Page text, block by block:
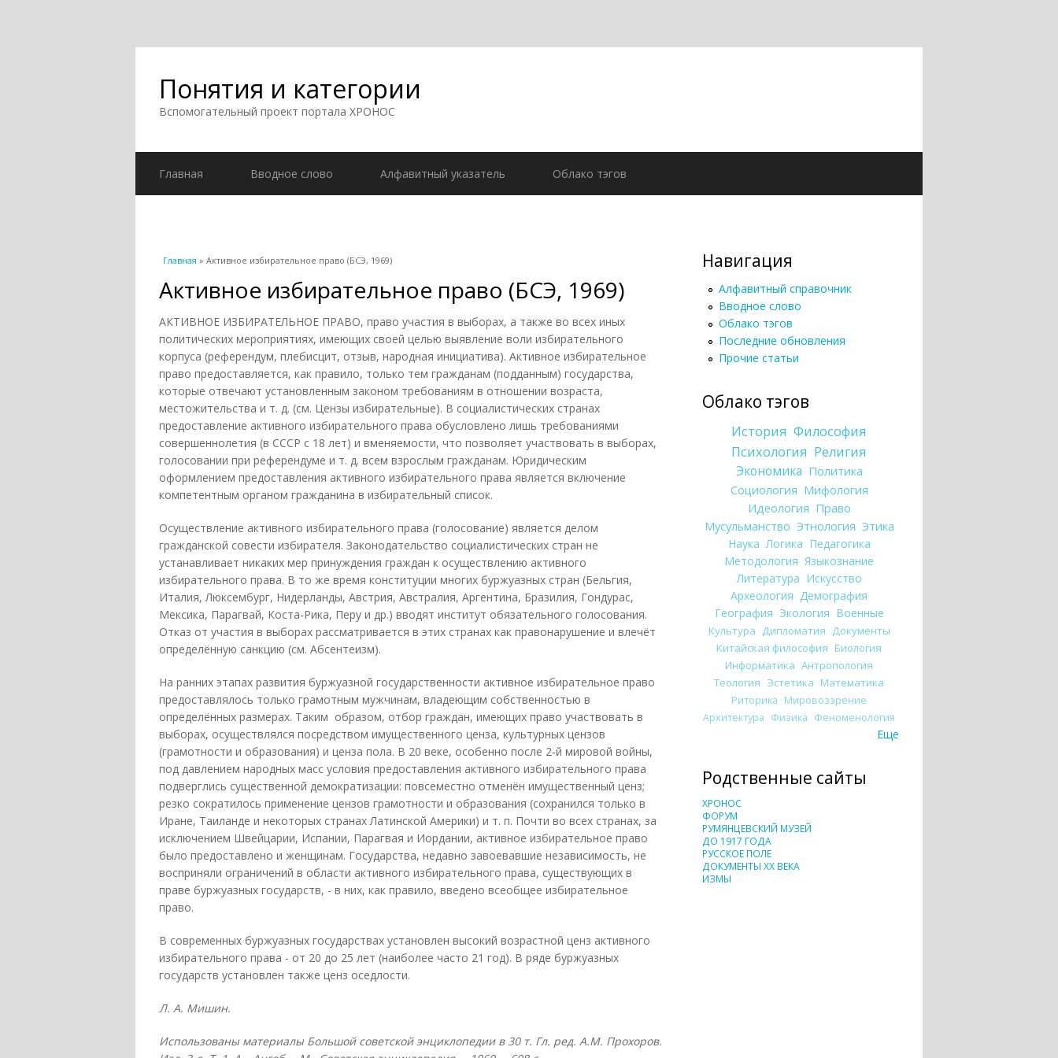
Понятия и категории
Вспомогательный проект портала ХРОНОС
Главная Вводное слово Алфавитный указатель Облако тэгов
Вы здесь
Главная » Активное избирательное право (БСЭ, 1969)
Активное избирательное право (БСЭ, 1969)
АКТИВНОЕ ИЗБИРАТЕЛЬНОЕ ПРАВО, право участия в выборах, а также во всех иных
политических мероприятиях, имеющих своей целью выявление воли избирательного
корпуса (референдум, плебисцит, отзыв, народная инициатива). Активное избирательное
право предоставляется, как правило, только тем гражданам (подданным) государства,
которые отвечают установленным законом требованиям в отношении возраста,
местожительства и т. д. (см. Цензы избирательные). В социалистических странах
предоставление активного избирательного права обусловлено лишь требованиями
совершеннолетия (в СССР с 18 лет) и вменяемости, что позволяет участвовать в выборах,
голосовании при референдуме и т. д. всем взрослым гражданам. Юридическим
оформлением предоставления активного избирательного права является включение
компетентным органом гражданина в избирательный список.
Осуществление активного избирательного права (голосование) является делом
гражданской совести избирателя. Законодательство социалистических стран не
устанавливает никаких мер принуждения граждан к осуществлению активного
избирательного права. В то же время конституции многих буржуазных стран (Бельгия,
Италия, Люксембург, Нидерланды, Австрия, Австралия, Аргентина, Бразилия, Гондурас,
Мексика, Парагвай, Коста-Рика, Перу и др.) вводят институт обязательного голосования.
Отказ от участия в выборах рассматривается в этих странах как правонарушение и влечёт
определённую санкцию (см. Абсентеизм).
На ранних этапах развития буржуазной государственности активное избирательное право
предоставлялось только грамотным мужчинам, владеющим собственностью в
определённых размерах. Таким образом, отбор граждан, имеющих право участвовать в
выборах, осуществлялся посредством имущественного ценза, культурных цензов
(грамотности и образования) и ценза пола. В 20 веке, особенно после 2-й мировой войны,
под давлением народных масс условия предоставления активного избирательного права
подверглись существенной демократизации: повсеместно отменён имущественный ценз;
резко сократилось применение цензов грамотности и образования (сохранился только в
Иране, Таиланде и некоторых странах Латинской Америки) и т. п. Почти во всех странах, за
исключением Швейцарии, Испании, Парагвая и Иордании, активное избирательное право
было предоставлено и женщинам. Государства, недавно завоевавшие независимость, не
восприняли ограничений в области активного избирательного права, существующих в
праве буржуазных государств, - в них, как правило, введено всеобщее избирательное
право.
В современных буржуазных государствах установлен высокий возрастной ценз активного
избирательного права - от 20 до 25 лет (наиболее часто 21 год). В ряде буржуазных
государств установлен также ценз оседлости.
Л. А. Мишин.
Использованы материалы Большой советской энциклопедии в 30 т. Гл. ред. А.М. Прохоров.
Навигация
Алфавитный справочник
Вводное слово
Облако тэгов
Последние обновления
Прочие статьи
Облако тэгов
История Философия
Психология Религия
Экономика Политика
Социология Мифология
Идеология Право
Мусульманство Этнология Этика
Наука Логика Педагогика
Методология Языкознание
Литература Искусство
Археология Демография
География Экология Военные
Культура Дипломатия Документы
Китайская философия Биология
Информатика Антропология
Теология Эстетика Математика
Риторика Мировоззрение
Архитектура Физика Феноменология
Еще
Родственные сайты
ХРОНОС
ФОРУМ
РУМЯНЦЕВСКИЙ МУЗЕЙ
ДО 1917 ГОДА
РУССКОЕ ПОЛЕ
ДОКУМЕНТЫ XX ВЕКА
ИЗМЫ